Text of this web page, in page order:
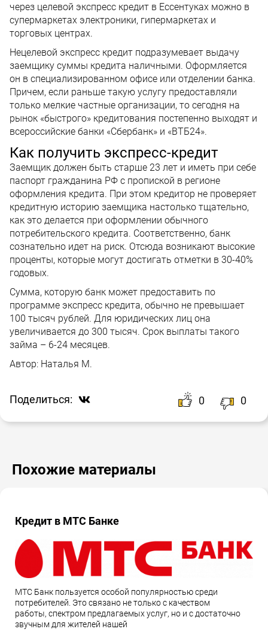
через целевой экспресс кредит в Ессентуках можно в
супермаркетах электроники, гипермаркетах и
торговых центрах.
Нецелевой экспресс кредит подразумевает выдачу
заемщику суммы кредита наличными. Оформляется
он в специализированном офисе или отделении банка.
Причем, если раньше такую услугу предоставляли
только мелкие частные организации, то сегодня на
рынок «быстрого» кредитования постепенно выходят и
всероссийские банки «Сбербанк» и «ВТБ24».
Как получить экспресс-кредит
Заемщик должен быть старше 23 лет и иметь при себе
паспорт гражданина РФ с пропиской в регионе
оформления кредита. При этом кредитор не проверяет
кредитную историю заемщика настолько тщательно,
как это делается при оформлении обычного
потребительского кредита. Соответственно, банк
сознательно идет на риск. Отсюда возникают высокие
проценты, которые могут достигать отметки в 30-40%
годовых.
Сумма, которую банк может предоставить по
программе экспресс кредита, обычно не превышает
100 тысяч рублей. Для юридических лиц она
увеличивается до 300 тысяч. Срок выплаты такого
займа – 6-24 месяцев.
Автор: Наталья М.
Поделиться: 0 0
Похожие материалы
Кредит в МТС Банке
МТС Банк пользуется особой популярностью среди
потребителей. Это связано не только с качеством
работы, спектром предлагаемых услуг, но и с достаточно
звучным для жителей нашей